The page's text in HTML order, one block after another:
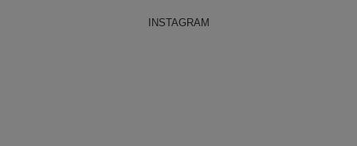
INSTAGRAM